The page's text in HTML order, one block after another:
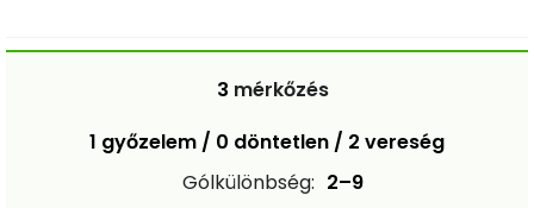
3 mérkőzés
1 győzelem / 0 döntetlen / 2 vereség
Gólkülönbség: 2–9